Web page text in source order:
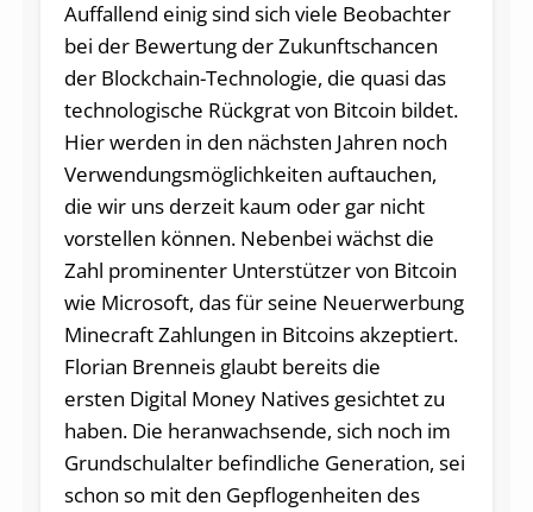
Auffallend einig sind sich viele Beobachter
bei der Bewertung der Zukunftschancen
der Blockchain-Technologie, die quasi das
technologische Rückgrat von Bitcoin bildet.
Hier werden in den nächsten Jahren noch
Verwendungsmöglichkeiten auftauchen,
die wir uns derzeit kaum oder gar nicht
vorstellen können. Nebenbei wächst die
Zahl prominenter Unterstützer von Bitcoin
wie Microsoft, das für seine Neuerwerbung
Minecraft Zahlungen in Bitcoins akzeptiert.
Florian Brenneis glaubt bereits die
ersten Digital Money Natives gesichtet zu
haben. Die heranwachsende, sich noch im
Grundschulalter befindliche Generation, sei
schon so mit den Gepflogenheiten des